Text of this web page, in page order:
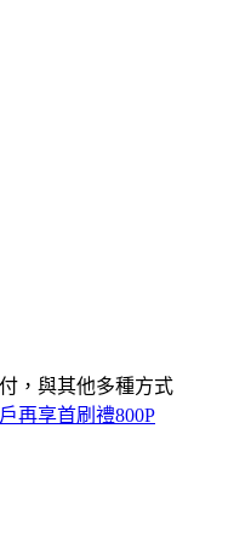
，與其他多種方式
再享首刷禮800P